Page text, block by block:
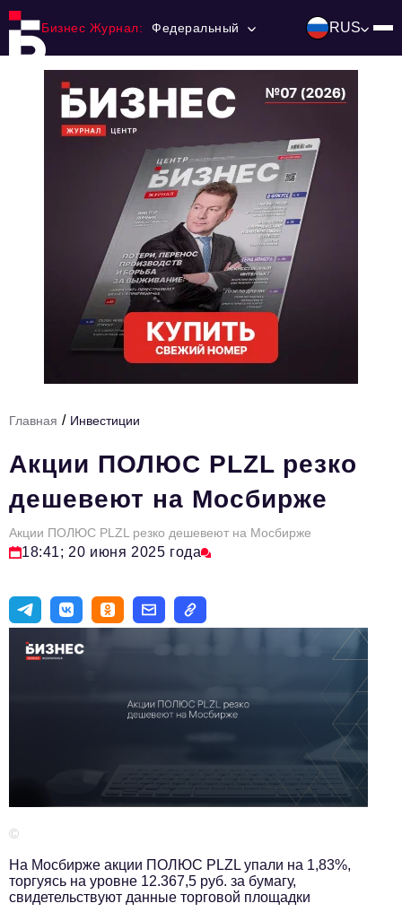
Бизнес Журнал: Федеральный RUS
Ниши и рынки
Технологии и тренды
HR
Персона номера
Юридический практикум
Туризм
Информационный отдел
info@business-magazine.online
Главная / Инвестиции
Акции ПОЛЮС PLZL резко
дешевеют на Мосбирже
Акции ПОЛЮС PLZL резко дешевеют на Мосбирже
18:41; 20 июня 2025 года
©
На Мосбирже акции ПОЛЮС PLZL упали на 1,83%,
торгуясь на уровне 12.367,5 руб. за бумагу,
свидетельствуют данные торговой площадки